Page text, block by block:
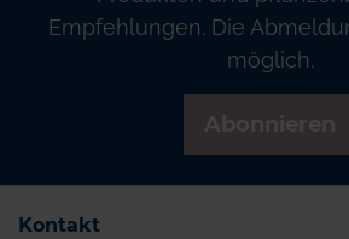
Empfehlungen. Die
möglich.
Kontakt